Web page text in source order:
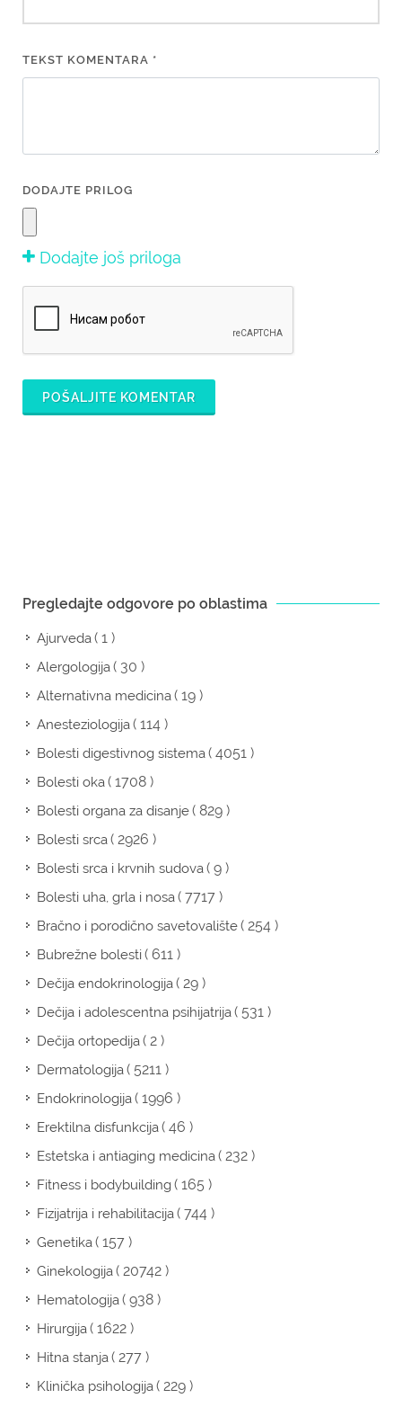
TEKST KOMENTARA *
DODAJTE PRILOG
Dodajte još priloga
POŠALJITE KOMENTAR
Pregledajte odgovore po oblastima
Ajurveda( 1 )
Alergologija( 30 )
Alternativna medicina( 19 )
Anesteziologija( 114 )
Bolesti digestivnog sistema( 4051 )
Bolesti oka( 1708 )
Bolesti organa za disanje( 829 )
Bolesti srca( 2926 )
Bolesti srca i krvnih sudova( 9 )
Bolesti uha, grla i nosa( 7717 )
Bračno i porodično savetovalište( 254 )
Bubrežne bolesti( 611 )
Dečija endokrinologija( 29 )
Dečija i adolescentna psihijatrija( 531 )
Dečija ortopedija( 2 )
Dermatologija( 5211 )
Endokrinologija( 1996 )
Erektilna disfunkcija( 46 )
Estetska i antiaging medicina( 232 )
Fitness i bodybuilding( 165 )
Fizijatrija i rehabilitacija( 744 )
Genetika( 157 )
Ginekologija( 20742 )
Hematologija( 938 )
Hirurgija( 1622 )
Hitna stanja( 277 )
Klinička psihologija( 229 )